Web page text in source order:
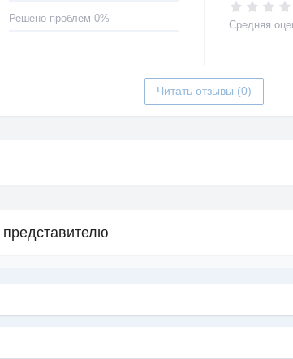
Решено проблем 0%
Средняя
Читать отзывы (0)